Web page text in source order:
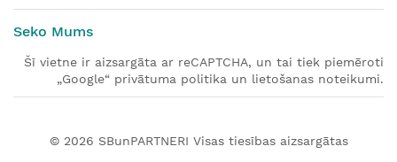
Seko Mums
Šī vietne ir aizsargāta ar reCAPTCHA, un tai tiek piemēroti
„Google“ privātuma politika un lietošanas noteikumi.
© 2026 SBunPARTNERI Visas tiesības aizsargātas